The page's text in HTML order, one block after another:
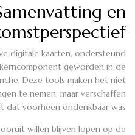
en
digitale kaarten, ondersteund
geworden in de
Deze tools maken het niet
te nemen, maar verschaffen
dat voorheen ondenkbaar was.
willen blijven lopen op de